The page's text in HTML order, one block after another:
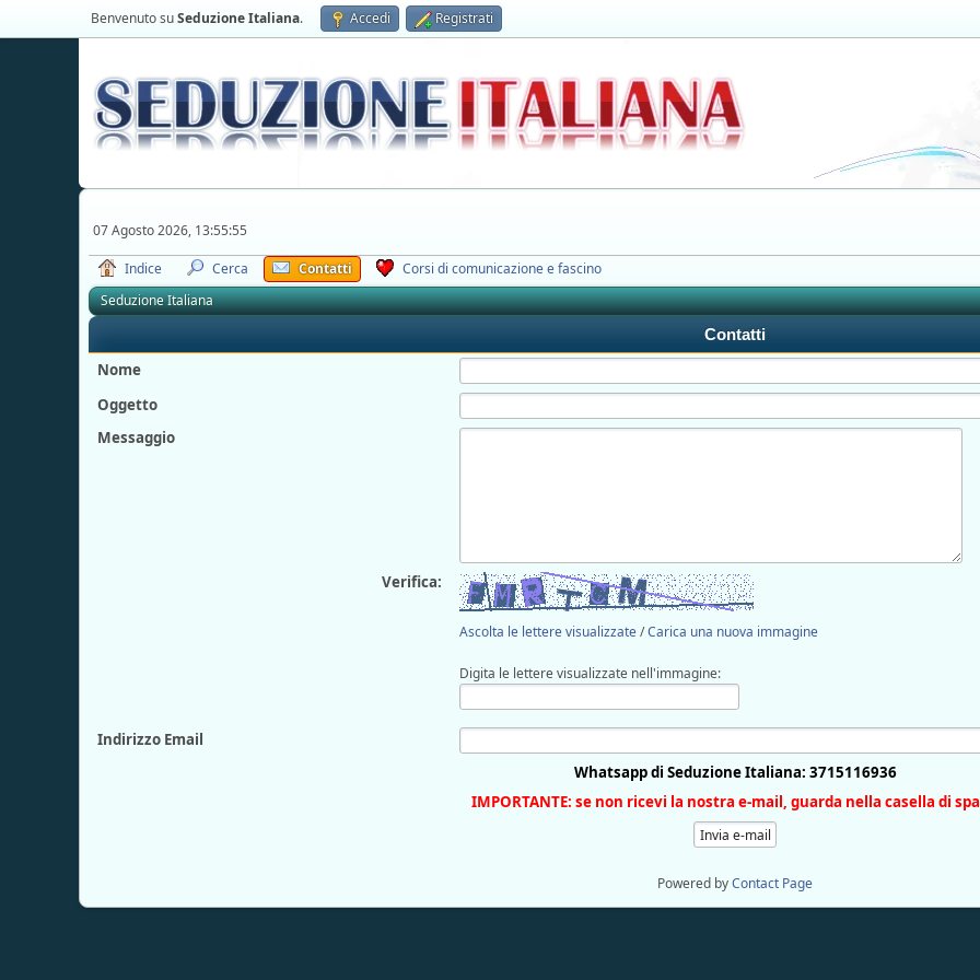
Benvenuto suSeduzione Italiana. Accedi Registrati
07 Agosto 2026, 13:55:55
Indice Cerca Contatti
Corsi di comunicazione e fascino
Seduzione Italiana
Contatti
Nome
Oggetto
Messaggio
Verifica:
Ascolta le lettere visualizzate /Carica una nuova immagine
Digita le lettere visualizzate nell'immagine:
Indirizzo Email
Whatsapp di Seduzione Italiana: 3715116936
IMPORTANTE: se non ricevi la nostra e-mail, guarda nella casella di
Powered byContact Page